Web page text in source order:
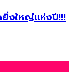
งใหญ่แห่งปี!!!